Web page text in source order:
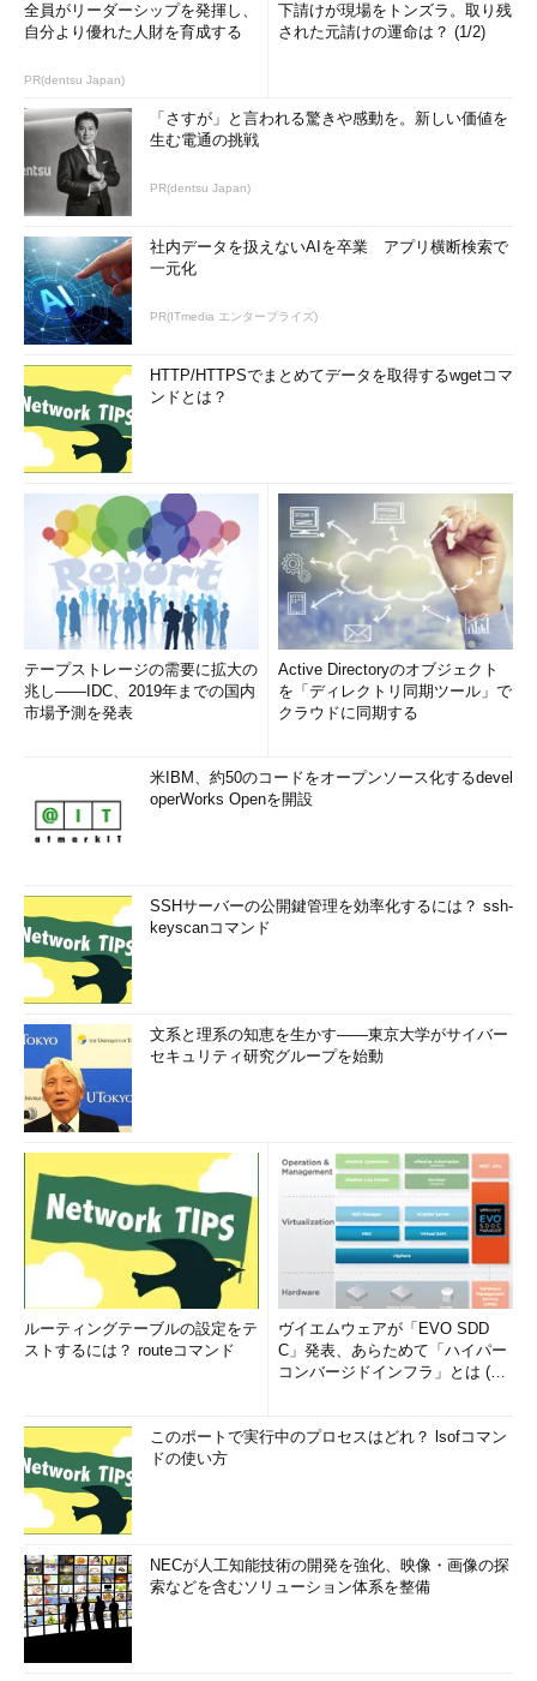
全員がリーダーシップを発揮し、
自分より優れた人財を育成する
PR(dentsu Japan)
下請けが現場をトンズラ。取り残
された元請けの運命は？ (1/2)
「さすが」と言われる驚きや感動を。新しい価値を
生む電通の挑戦
PR(dentsu Japan)
社内データを扱えないAIを卒業 アプリ横断検索で
一元化
PR(ITmedia エンタープライズ)
HTTP/HTTPSでまとめてデータを取得するwgetコマ
ンドとは？
テープストレージの需要に拡大の
兆し――IDC、2019年までの国内
市場予測を発表
Active Directoryのオブジェクト
を「ディレクトリ同期ツール」で
クラウドに同期する
米IBM、約50のコードをオープンソース化するdevel
operWorks Openを開設
SSHサーバーの公開鍵管理を効率化するには？ ssh-
keyscanコマンド
文系と理系の知恵を生かす――東京大学がサイバー
セキュリティ研究グループを始動
ルーティングテーブルの設定をテ
ストするには？ routeコマンド
ヴイエムウェアが「EVO SDD
C」発表、あらためて「ハイパー
コンバージドインフラ」とは (1/
このポートで実行中のプロセスはどれ？ lsofコマン
ドの使い方
NECが人工知能技術の開発を強化、映像・画像の探
索などを含むソリューション体系を整備